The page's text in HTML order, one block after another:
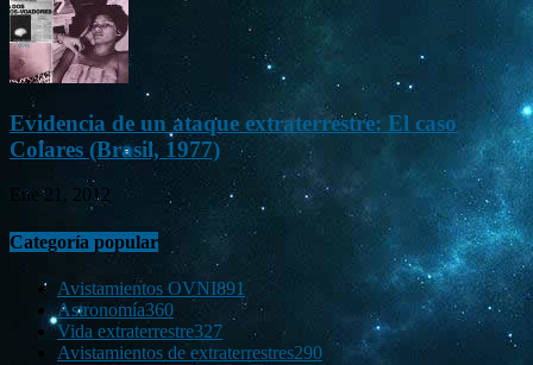
Evidencia de un ataque extraterrestre: El caso
Colares (Brasil, 1977)
Ene 21, 2012
Categoría popular
Avistamientos OVNI891
Astronomía360
Vida extraterrestre327
Avistamientos de extraterrestres290